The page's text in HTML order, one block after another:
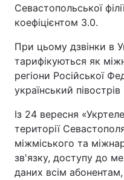
Тема оформлення
Севастопольської
коефіцієнтом 3.0.
При цьому дзвінки в
тарифікуються як
регіони Російської
український
Із 24 вересня
території
міжміського та
зв'язку, доступу до
даних всім